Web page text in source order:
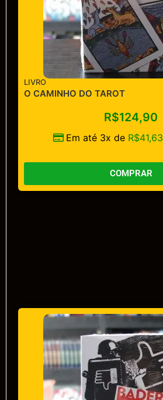
LIVRO
O CAMINHO DO TAROT
R$124,90
Em até 3x de R$41,63
COMPRAR